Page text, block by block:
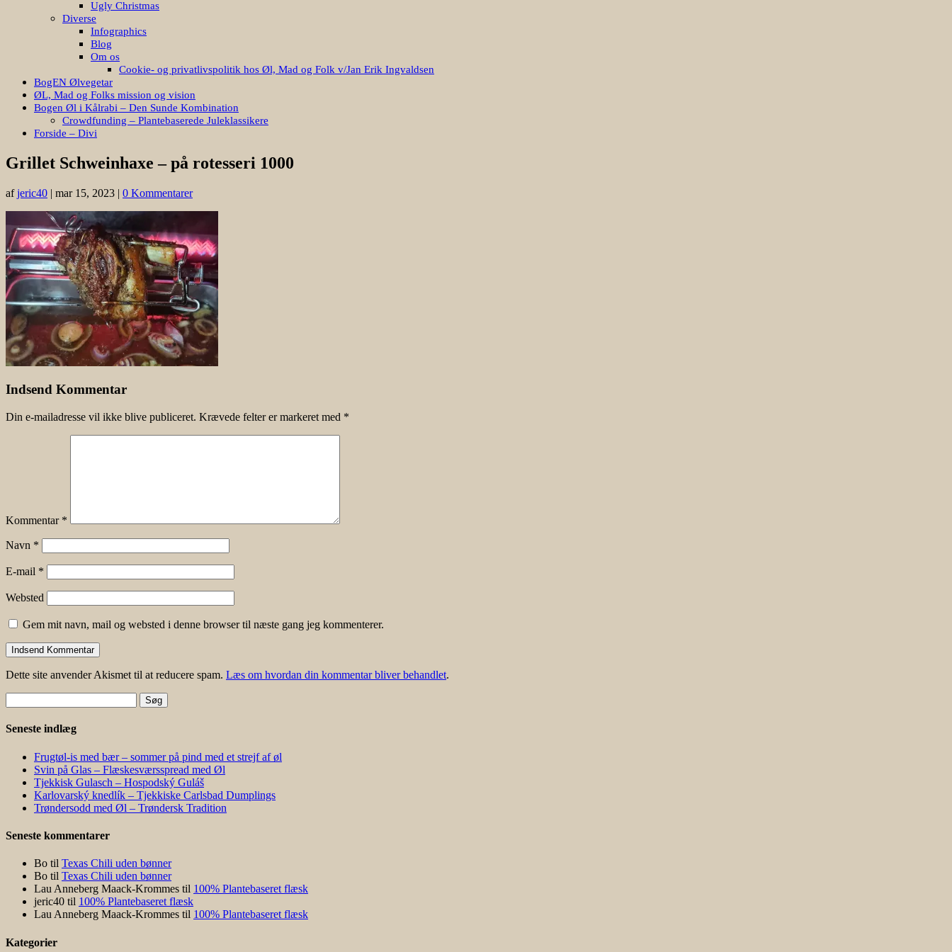
Ugly Christmas
Diverse
Infographics
Blog
Om os
Cookie- og privatlivspolitik hos Øl, Mad og Folk v/Jan Erik Ingvaldsen
BogEN Ølvegetar
ØL, Mad og Folks mission og vision
Bogen Øl i Kålrabi – Den Sunde Kombination
Crowdfunding – Plantebaserede Juleklassikere
Forside – Divi
Grillet Schweinhaxe – på rotesseri 1000
afjeric40 | mar 15, 2023 | 0 Kommentarer
Indsend Kommentar
Din e-mailadresse vil ikke blive publiceret. Krævede felter er markeret med *
Kommentar *
Navn *
E-mail *
Websted
Gem mit navn, mail og websted i denne browser til næste gang jeg kommenterer.
Dette site anvender Akismet til at reducere spam. Læs om hvordan din kommentar bliver behandlet.
efter:
Seneste indlæg
Frugtøl-is med bær – sommer på pind med et strejf af øl
Svin på Glas – Flæskesværsspread med Øl
Tjekkisk Gulasch – Hospodský Guláš
Karlovarský knedlík – Tjekkiske Carlsbad Dumplings
Trøndersodd med Øl – Trøndersk Tradition
Seneste kommentarer
Bo til Texas Chili uden bønner
Bo til Texas Chili uden bønner
Lau Anneberg Maack-Krommes til 100% Plantebaseret flæsk
jeric40 til 100% Plantebaseret flæsk
Lau Anneberg Maack-Krommes til 100% Plantebaseret flæsk
Kategorier